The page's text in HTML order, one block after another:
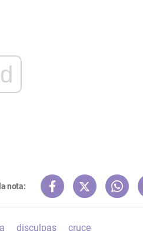
nota:
disculpas cruce